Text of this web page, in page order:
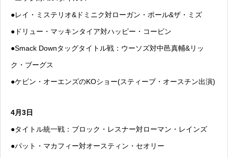
●レイ・ミステリオ&ドミニク対ローガン・ポール&ザ・ミズ
●ドリュー・マッキンタイア対ハッピー・コービン
●Smack Downタッグタイトル戦：ウーソズ対中邑真輔&リッ
ク・ブーグス
●ケビン・オーエンズのKOショー(スティーブ・オースチン出演)
4月3日
●タイトル統一戦：ブロック・レスナー対ローマン・レインズ
●パット・マカフィー対オースティン・セオリー